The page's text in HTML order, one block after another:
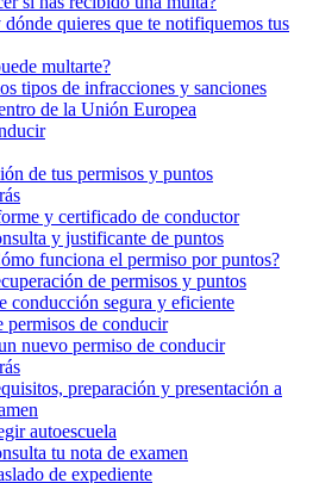
dónde quieres que te notifiquemos tus
multarte?
tipos de infracciones y sanciones
de la Unión Europea
de tus permisos y puntos
y certificado de conductor
y justificante de puntos
funciona el permiso por puntos?
de permisos y puntos
conducción segura y eficiente
permisos de conducir
nuevo permiso de conducir
preparación y presentación a
autoescuela
tu nota de examen
de expediente